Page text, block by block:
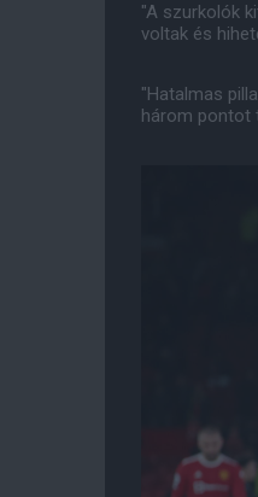
"A szurkolók
voltak és
"Hatalmas
három pontot